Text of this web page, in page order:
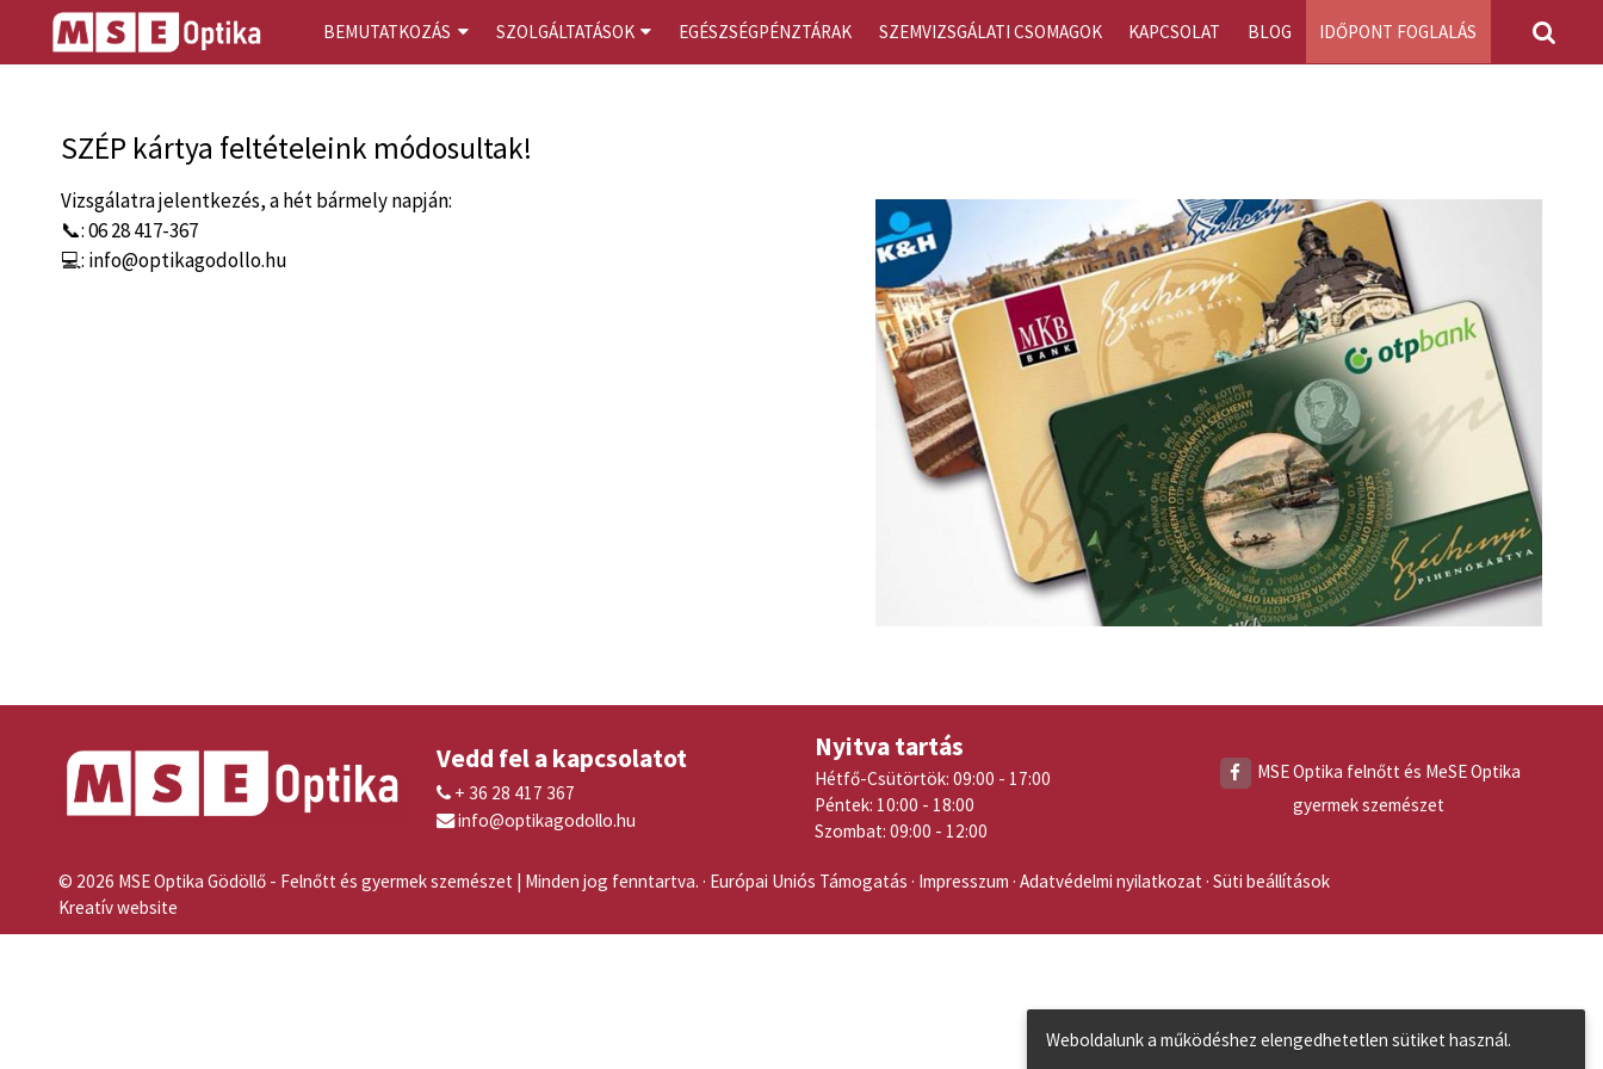
BEMUTATKOZÁS SZOLGÁLTATÁSOK EGÉSZSÉGPÉNZTÁRAK SZEMVIZSGÁLATI CSOMAGOK KAPCSOLAT BLOG IDŐPONT FOGLALÁS
SZÉP kártya feltételeink módosultak!
Vizsgálatra jelentkezés, a hét bármely napján:
📞: 06 28 417-367
💻: info@optikagodollo.hu
Vedd fel a kapcsolatot
 + 36 28 417 367
 info@optikagodollo.hu
Nyitva tartás
Hétfő-Csütörtök: 09:00 - 17:00
Péntek: 10:00 - 18:00
Szombat: 09:00 - 12:00
MSE Optika felnőtt és MeSE Optika
gyermek szemészet
© 2026 MSE Optika Gödöllő - Felnőtt és gyermek szemészet | Minden jog fenntartva. Európai Uniós Támogatás Impresszum Adatvédelmi nyilatkozat Süti beállítások
Kreatív website
Weboldalunk a működéshez elengedhetetlen sütiket használ.